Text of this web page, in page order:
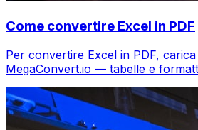
Come convertire Excel in PDF
Per convertire Excel in PDF,
MegaConvert.io — tabelle e